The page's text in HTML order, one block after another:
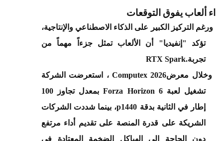
أداء ألعاب يفوق التوقعات
·ورغم التركيز الكبير على الذكاء الاصطناعي والإنتاجية،
تؤكد "إنفيديا" أن الألعاب تمثل جزءاً مهماً من
تجربةRTX Spark.
·وخلال معرضComputex 2026، استعرضت الشركة
تشغيل لعبة Forza Horizon 6
بمعدل تجاوز 100
إطار في الثانية بدقة 1440
p، بينما شددت الشركات
الشريكة على قدرة المنصة على تقديم أداء مرتفع
دون الحاجة إلى الهياكل الضخمة المعتادة في